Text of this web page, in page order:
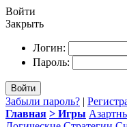
Войти
Закрыть
Логин:
Пароль:
Войти
Забыли пароль? |
Главная > Игры